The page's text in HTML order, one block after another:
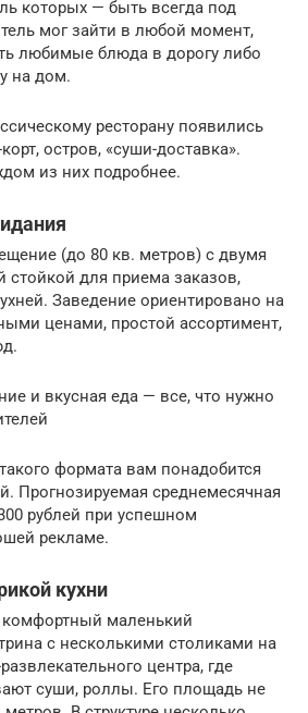
которых — быть всегда под
мог зайти в любой момент,
любимые блюда в дорогу либо
на дом.
ресторану появились
остров, «суши-доставка».
из них подробнее.
(до 80 кв. метров) с двумя
стойкой для приема заказов,
Заведение ориентировано на
ценами, простой ассортимент,
и вкусная еда — все, что нужно
формата вам понадобится
Прогнозируемая среднемесячная
рублей при успешном
рекламе.
кухни
комфортный маленький
с несколькими столиками на
центра, где
суши, роллы. Его площадь не